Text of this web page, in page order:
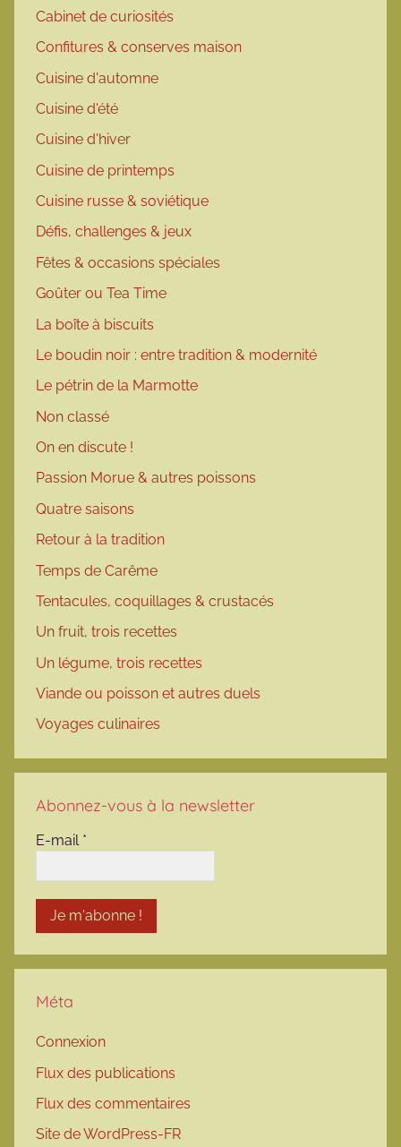
Cabinet de curiosités
Confitures & conserves maison
Cuisine d'automne
Cuisine d'été
Cuisine d'hiver
Cuisine de printemps
Cuisine russe & soviétique
Défis, challenges & jeux
Fêtes & occasions spéciales
Goûter ou Tea Time
La boîte à biscuits
Le boudin noir : entre tradition & modernité
Le pétrin de la Marmotte
Non classé
On en discute !
Passion Morue & autres poissons
Quatre saisons
Retour à la tradition
Temps de Carême
Tentacules, coquillages & crustacés
Un fruit, trois recettes
Un légume, trois recettes
Viande ou poisson et autres duels
Voyages culinaires
Abonnez-vous à la newsletter
E-mail *
Méta
Connexion
Flux des publications
Flux des commentaires
Site de WordPress-FR